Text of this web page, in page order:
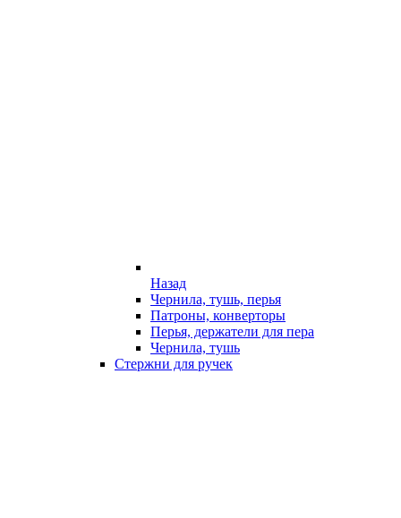
Назад
Чернила, тушь, перья
Патроны, конверторы
Перья, держатели для пера
Чернила, тушь
Стержни для ручек